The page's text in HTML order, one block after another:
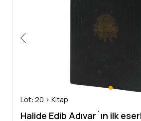
Lot: 20 > Kitap
Halide Edib Adıvar´ın ilk